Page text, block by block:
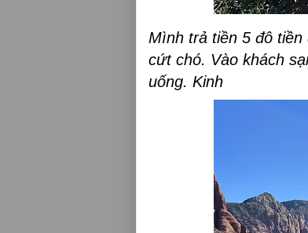
Mình trả tiền 5 đô tiền
cứt chó. Vào khách
uống. Kinh